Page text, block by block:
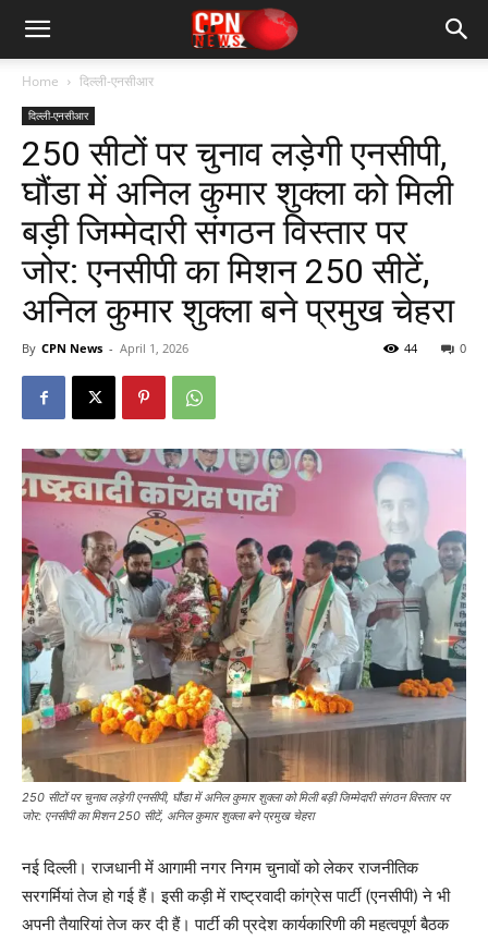
Home दिल्ली-एनसीआर
दिल्ली-एनसीआर
250 सीटों पर चुनाव लड़ेगी एनसीपी,
घौंडा में अनिल कुमार शुक्ला को मिली
बड़ी जिम्मेदारी संगठन विस्तार पर
जोर: एनसीपी का मिशन 250 सीटें,
अनिल कुमार शुक्ला बने प्रमुख चेहरा
By CPN News - April 1, 2026 0
44
250 सीटों पर चुनाव लड़ेगी एनसीपी, घौंडा में अनिल कुमार शुक्ला को मिली बड़ी जिम्मेदारी संगठन विस्तार पर
जोर: एनसीपी का मिशन 250 सीटें, अनिल कुमार शुक्ला बने प्रमुख चेहरा
नई दिल्ली। राजधानी में आगामी नगर निगम चुनावों को लेकर राजनीतिक
सरगर्मियां तेज हो गई हैं। इसी कड़ी में राष्ट्रवादी कांग्रेस पार्टी (एनसीपी) ने भी
अपनी तैयारियां तेज कर दी हैं। पार्टी की प्रदेश कार्यकारिणी की महत्वपूर्ण बैठक